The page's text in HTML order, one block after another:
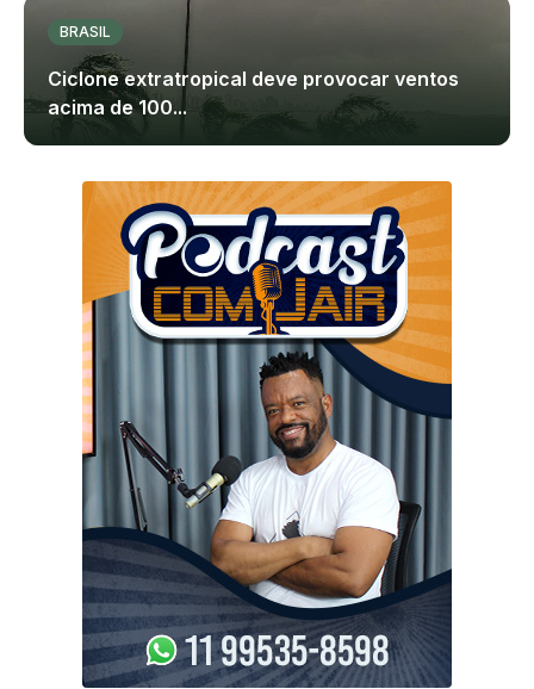
BRASIL
Ciclone extratropical deve provocar ventos
acima de 100...